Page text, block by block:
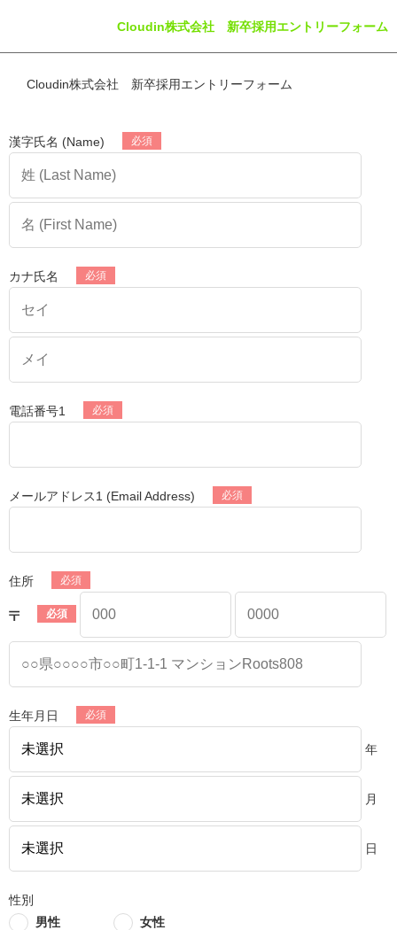
Cloudin株式会社 新卒採用エントリーフォーム
Cloudin株式会社 新卒採用エントリーフォーム
漢字氏名 (Name)
カナ氏名
電話番号1
メールアドレス1 (Email Address)
住所
生年月日
年
月
日
性別
男性
女性